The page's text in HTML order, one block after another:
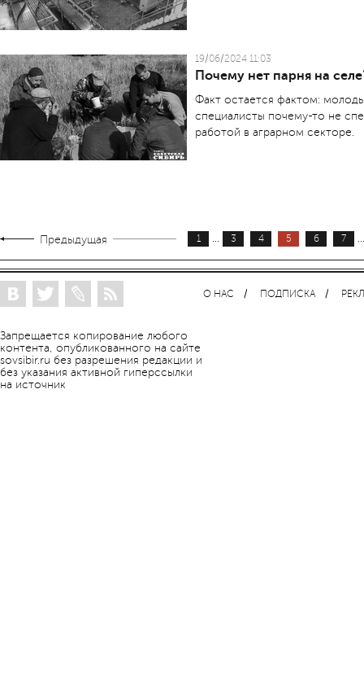
19/06/2024 11:03
Почему нет парня на
Факт остается фактом:
специалисты почему-то не
работой в аграрном секторе.
Предыдущая 1 ... 3 4 5 6 7 ...
Запрещается копирование любого
контента, опубликованного на сайте
sovsibir.ru без разрешения редакции и
без указания активной гиперссылки
на источник
О НАС ПОДПИСКА